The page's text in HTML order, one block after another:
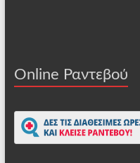
Online Ραντεβού